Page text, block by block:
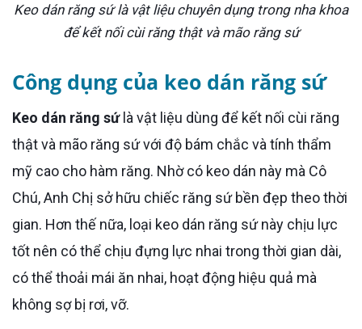
Keo dán răng sứ là vật liệu chuyên dụng trong nha khoa
để kết nối cùi răng thật và mão răng sứ
Công dụng của keo dán răng sứ
Keo dán răng sứlà vật liệu dùng để kết nối cùi răng
thật và mão răng sứ với độ bám chắc và tính thẩm
mỹ cao cho hàm răng. Nhờ có keo dán này mà Cô
Chú, Anh Chị sở hữu chiếc răng sứ bền đẹp theo thời
gian. Hơn thế nữa, loại keo dán răng sứ này chịu lực
tốt nên có thể chịu đựng lực nhai trong thời gian dài,
có thể thoải mái ăn nhai, hoạt động hiệu quả mà
không sợ bị rơi, vỡ.